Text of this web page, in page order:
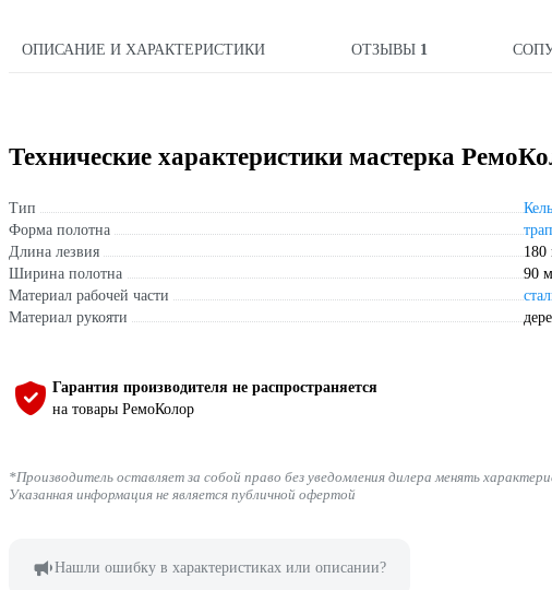
ОПИСАНИЕ И ХАРАКТЕРИСТИКИ ОТЗЫВЫ 1
Технические характеристики мастерка
Тип
Форма полотна
Длина лезвия
Ширина полотна
90
Материал рабочей части
Материал рукояти
Гарантия производителя не распространяется
на товары РемоКолор
*Производитель оставляет за собой право без уведомления дилера менять
Указанная информация не является публичной офертой
Нашли ошибку в характеристиках или описании?